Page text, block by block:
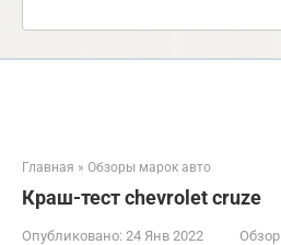
Главная » Обзоры марок авто
Краш-тест chevrolet cruze
Опубликовано: 24 Янв 2022